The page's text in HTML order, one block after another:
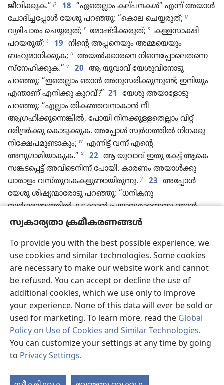
സ്വകാര്യതാ ക്രമീകരണങ്ങൾ
To provide you with the best possible experience, we
use cookies and similar technologies. Some cookies
are necessary to make our website work and cannot
be refused. You can accept or decline the use of
additional cookies, which we use only to improve
your experience. None of this data will ever be sold or
used for marketing. To learn more, read the Global
Policy on Use of Cookies and Similar Technologies.
You can customize your settings at any time by going
to Privacy Settings.
ജീവിക്കുക.” p 18 “ഏതെല്ലാം കല്‌പനകൾ” എന്ന്‌ അയാൾ
ചോദിച്ചപ്പോൾ യേശു പറഞ്ഞു: “കൊല ചെയ്യരുത്‌; q
വ്യഭിചാരം ചെയ്യരുത്‌; r മോഷ്ടിക്കരുത്‌; s കള്ളസാക്ഷി
പറയരുത്‌; t 19 നിന്റെ അപ്പനെയും അമ്മയെയും
ബഹുമാനിക്കുക; u അയൽക്കാരനെ നിന്നെപ്പോലെതന്നെ
സ്‌നേഹിക്കുക.” v 20 ആ യുവാവ്‌ യേശുവിനോടു
പറഞ്ഞു: “ഇതെല്ലാം ഞാൻ അനുസരിക്കുന്നുണ്ട്‌; ഇനിയും
എന്താണ്‌ എനിക്കു കുറവ്‌?” 21 യേശു അയാളോടു
പറഞ്ഞു: “എല്ലാം തികഞ്ഞവനാകാൻ നീ
ആഗ്രഹിക്കുന്നെങ്കിൽ, പോയി നിനക്കുള്ളതെല്ലാം വിറ്റ്‌
ദരിദ്രർക്കു കൊടുക്കുക. അപ്പോൾ സ്വർഗത്തിൽ നിനക്കു
നിക്ഷേപമുണ്ടാകും; w എന്നിട്ട്‌ വന്ന്‌ എന്റെ
അനുഗാമിയാകുക.” x 22 ആ യുവാവ്‌ ഇതു കേട്ട്‌ ആകെ
സങ്കടപ്പെട്ട്‌ അവിടെനിന്ന്‌ പോയി. കാരണം അയാൾക്കു
ധാരാളം വസ്‌തുവകകളുണ്ടായിരുന്നു. y 23 അപ്പോൾ
യേശു ശിഷ്യന്മാരോടു പറഞ്ഞു: “ധനികനു
സ്വർഗരാജ്യത്തിൽ കടക്കാൻ പ്രയാസമാണെന്നു ഞാൻ
സത്യമായി നിങ്ങളോടു പറയുന്നു.
24
പറയുന്നു, ഒരു ധനികൻ ദൈവരാജ്യത്തിൽ
കടക്കുന്നതിനെക്കാൾ എളുപ്പം ഒട്ടകം ഒരു
സൂചിക്കുഴയിലൂടെ കടക്കുന്നതാണ്‌.” a
25 അതു കേട്ട ശിഷ്യന്മാർ ആകെ അമ്പരന്ന്‌,
“അങ്ങനെയെങ്കിൽ ആരെങ്കിലും രക്ഷപ്പെടുമോ” b എന്നു
ചോദിച്ചു. 26 യേശു അവരുടെ കണ്ണുകളിലേക്കു
നോക്കിക്കൊണ്ട്‌ പറഞ്ഞു: “അതു മനുഷ്യർക്ക്‌ അസാധ്യം.
എന്നാൽ ദൈവത്തിന്‌ എല്ലാം സാധ്യം.”
c
27 അപ്പോൾ പത്രോസ്‌ യേശുവിനോടു ചോദിച്ചു:
“ഞങ്ങൾ എല്ലാം ഉപേക്ഷിച്ച്‌ അങ്ങയെ
അനുഗമിച്ചിരിക്കുന്നു;
പറയുന്നു: പുനഃസൃഷ്ടിയിൽ മനുഷ്യപുത്രൻ തന്റെ